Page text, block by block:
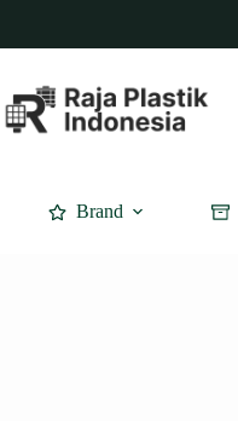
content
Brand